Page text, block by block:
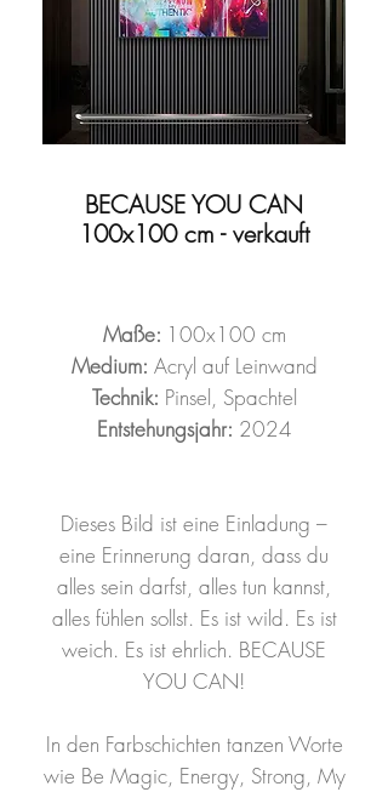
BECAUSE YOU CAN
100x100 cm - verkauft
Maße: 100x100 cm
Medium: Acryl auf Leinwand
Technik: Pinsel, Spachtel
Entstehungsjahr: 2024
Dieses Bild ist eine Einladung –
eine Erinnerung daran, dass du
alles sein darfst, alles tun kannst,
alles fühlen sollst. Es ist wild. Es ist
weich. Es ist ehrlich. BECAUSE
YOU CAN!
In den Farbschichten tanzen Worte
wie Be Magic, Energy, Strong, My